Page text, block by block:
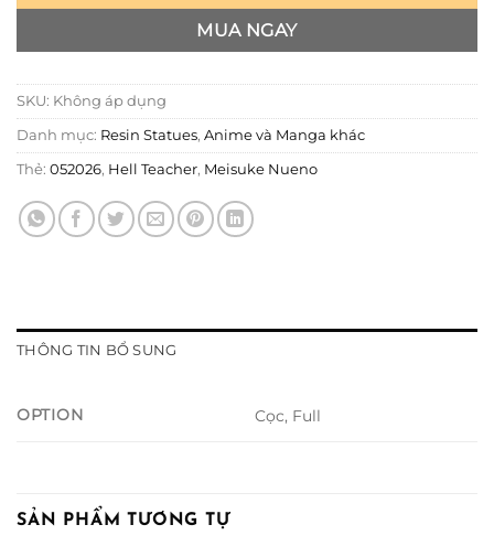
MUA NGAY
SKU: Không áp dụng
Danh mục: Resin Statues, Anime và Manga khác
Thẻ: 052026, Hell Teacher, Meisuke Nueno
THÔNG TIN BỔ SUNG
OPTION Cọc, Full
SẢN PHẨM TƯƠNG TỰ